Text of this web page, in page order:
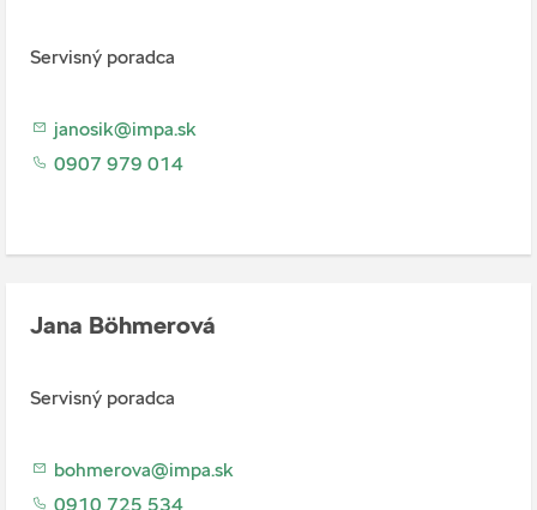
Servisný poradca
janosik@impa.sk
0907 979 014
Jana Böhmerová
Servisný poradca
bohmerova@impa.sk
0910 725 534